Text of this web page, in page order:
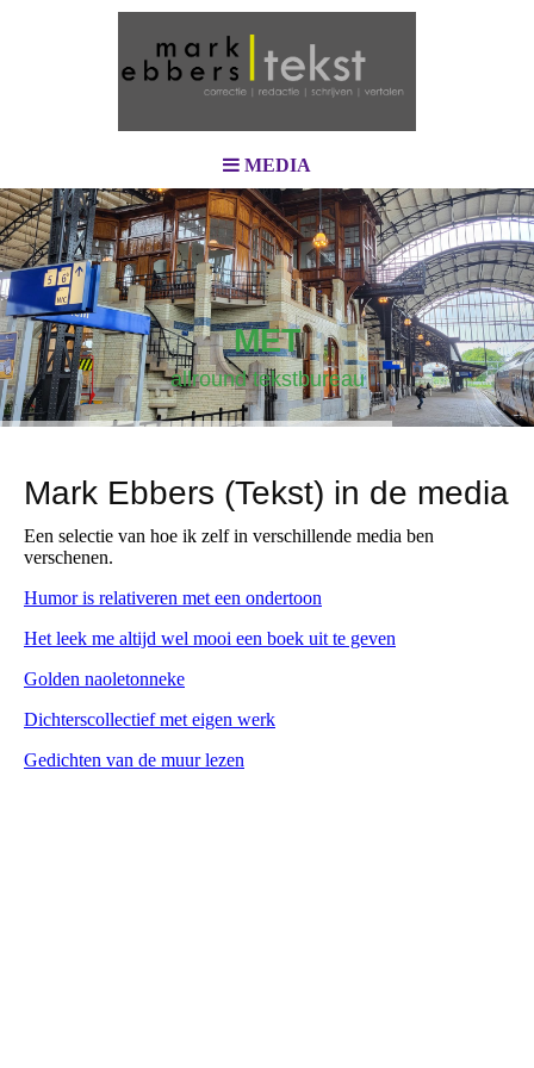
MEDIA
MET
allround tekstbureau
Mark Ebbers (Tekst) in de media
Een selectie van hoe ik zelf in verschillende media ben
verschenen.
Humor is relativeren met een ondertoon
Het leek me altijd wel mooi een boek uit te geven
Golden naoletonneke
Dichterscollectief met eigen werk
Gedichten van de muur lezen